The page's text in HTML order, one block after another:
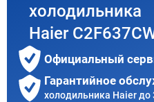
холодильника
Haier
Официальный
Гарантийное
холодильника Haier до